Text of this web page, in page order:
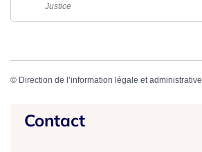
Justice
© Direction de l’information légale et administrative
Contact